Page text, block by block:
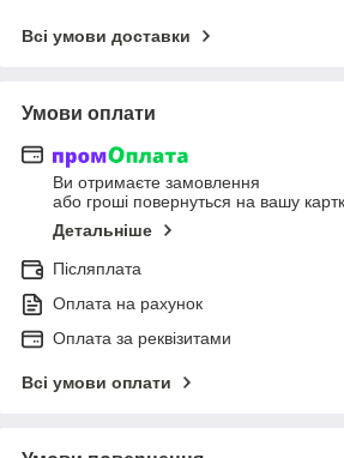
Всі умови доставки
Умови оплати
Ви отримаєте замовлення
або гроші повернуться на вашу
Детальніше
Післяплата
Оплата на рахунок
Оплата за реквізитами
Всі умови оплати